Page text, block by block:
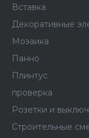
Вставка
Декоративные
Мозаика
Панно
Плинтус
проверка
Розетки и
Строительные